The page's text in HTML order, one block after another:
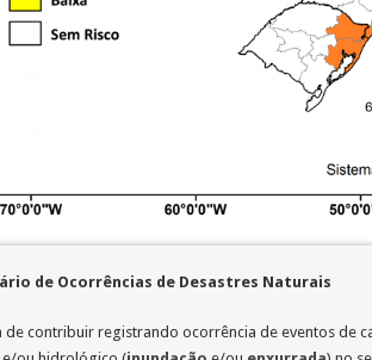
de Ocorrências de Desastres Naturais
de contribuir registrando ocorrência de eventos de